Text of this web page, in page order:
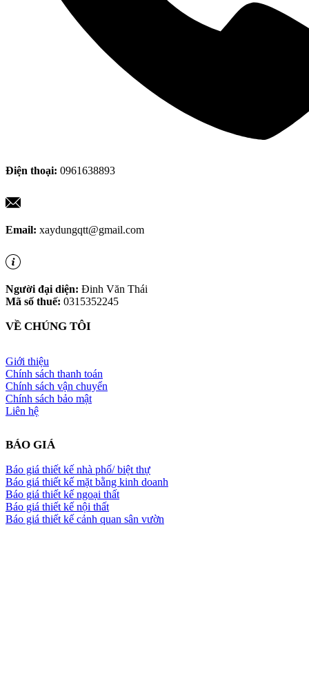
Điện thoại: 0961638893
Email: xaydungqtt@gmail.com
Người đại diện: Đinh Văn Thái
Mã số thuế: 0315352245
VỀ CHÚNG TÔI
Giới thiệu
Chính sách thanh toán
Chính sách vận chuyển
Chính sách bảo mật
Liên hệ
BÁO GIÁ
Báo giá thiết kế nhà phố/ biệt thự
Báo giá thiết kế mặt bằng kinh doanh
Báo giá thiết kế ngoại thất
Báo giá thiết kế nội thất
Báo giá thiết kế cảnh quan sân vườn